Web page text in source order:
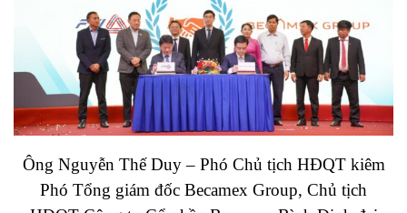
Ông Nguyễn Thế Duy – Phó Chủ tịch HĐQT kiêm
Phó Tổng giám đốc Becamex Group, Chủ tịch